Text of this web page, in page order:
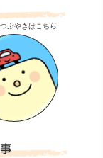
ぶやきはこちら